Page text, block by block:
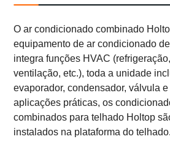
O ar condicionado combinado
equipamento de ar condicionado
integra funções HVAC
ventilação, etc.), toda a unidade
evaporador, condensador, válvula
aplicações práticas, os
combinados para telhado Holtop
instalados na plataforma do telhado.